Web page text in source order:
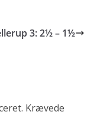
3: 2½ – 1½
Krævede